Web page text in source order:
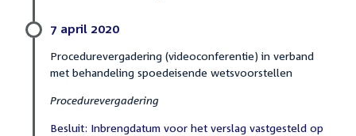
7 april 2020
Procedurevergadering (videoconferentie) in verband
met behandeling spoedeisende wetsvoorstellen
Procedurevergadering
Besluit: Inbrengdatum voor het verslag vastgesteld op